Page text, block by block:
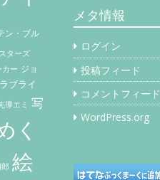
ン・ブル
ターズ
カー ジョ
ラブライ
導エミ 写
く
絵
イ
ブ
メタ情報
ログイン
投稿フィード
コメントフィード
WordPress.org